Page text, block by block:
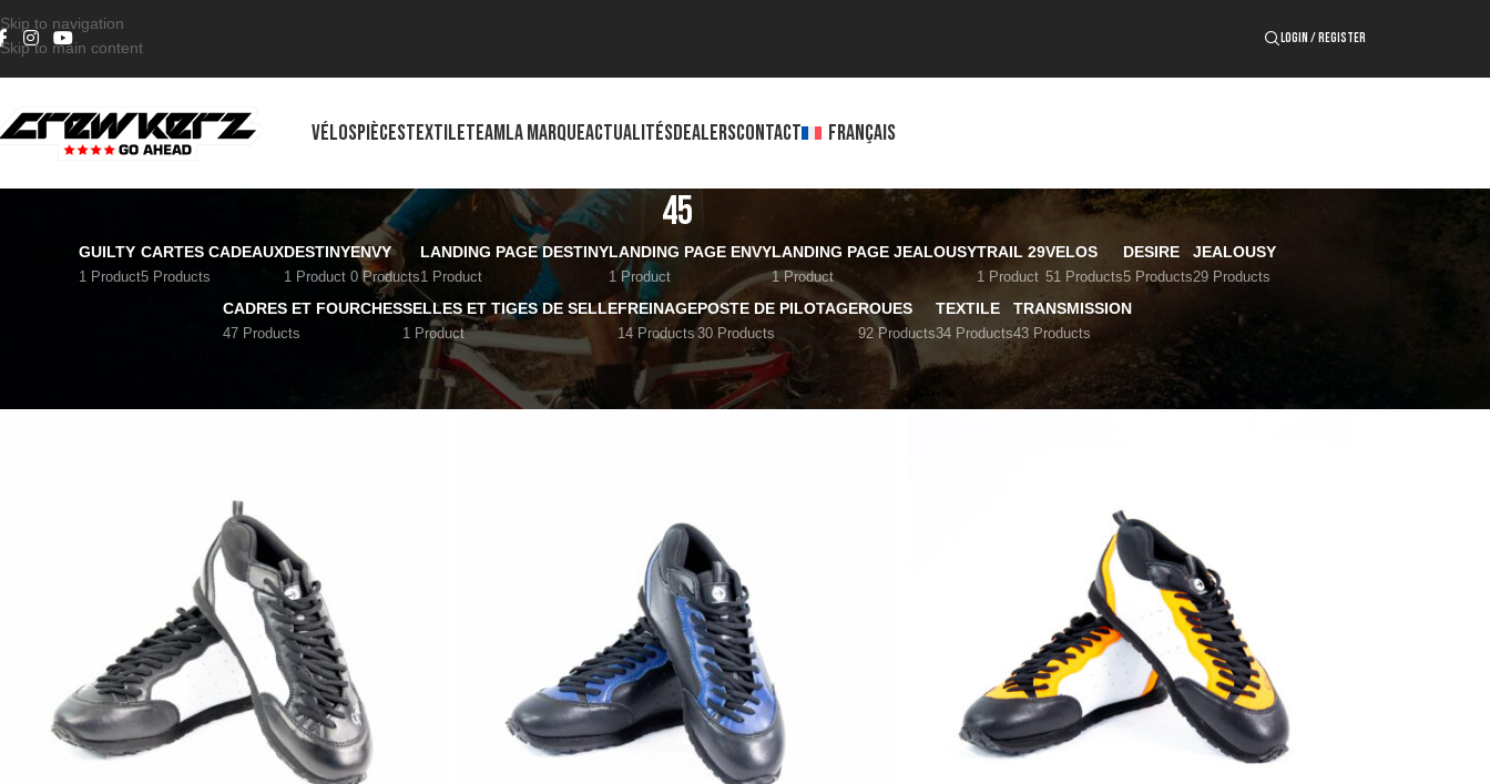
Skip to navigation
Skip to main content
LOGIN / REGISTER
VÉLOSPIÈCESTEXTILETEAMLA MARQUEACTUALITÉSDEALERSCONTACT FRANÇAIS
45
GUILTY
1 Product
CARTES CADEAUX
5 Products
DESTINY
1 Product
ENVY
0 Products
LANDING PAGE DESTINY
1 Product
LANDING PAGE ENVY
1 Product
LANDING PAGE JEALOUSY
1 Product
TRAIL 29
1 Product
VELOS
51 Products
DESIRE
5 Products
JEALOUSY
29 Products
CADRES ET FOURCHES
47 Products
SELLES ET TIGES DE SELLE
1 Product
FREINAGE
14 Products
POSTE DE PILOTAGE
30 Products
ROUES
92 Products
TEXTILE
34 Products
TRANSMISSION
43 Products
Show 12 24